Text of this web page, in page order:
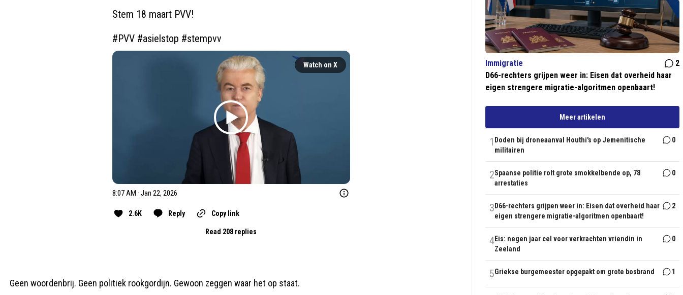
Stem 18 maart PVV!
#PVV #asielstop #stempvv
Watch on X
8:07 AM · Jan 22, 2026
2.6K Reply Copy link
Read 208 replies
Geen woordenbrij. Geen politiek rookgordijn. Gewoon zeggen waar het op staat.
Immigratie
2
D66-rechters grijpen weer in: Eisen dat overheid haar
eigen strengere migratie-algoritmen openbaart!
Meer artikelen
1 Doden bij droneaanval Houthi's op Jemenitische
militairen
0
2Spaanse politie rolt grote smokkelbende op, 78
arrestaties
0
3 D66-rechters grijpen weer in: Eisen dat overheid haar
eigen strengere migratie-algoritmen openbaart!
2
4Eis: negen jaar cel voor verkrachten vriendin in
Zeeland
0
5Griekse burgemeester opgepakt om grote bosbrand 1